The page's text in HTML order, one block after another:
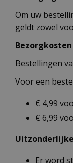
Om uw
geldt zowel
Bestellingen
Voor een
€ 4,99
€ 6,99
Er word